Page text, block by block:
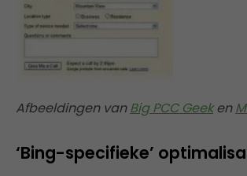
Afbeeldingen vanBig PCC Geeken
‘Bing-specifieke’